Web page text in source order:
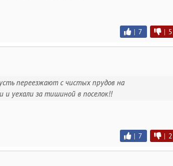
| 7 | 5
переезжают с чистых прудов на
и уехали за тишиной в поселок!!
| 7 | 2